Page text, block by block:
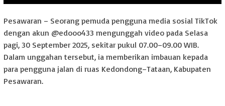
Pesawaran – Seorang pemuda pengguna media sosial TikTok
dengan akun @edooo433 mengunggah video pada Selasa
pagi, 30 September 2025, sekitar pukul 07.00–09.00 WIB.
Dalam unggahan tersebut, ia memberikan imbauan kepada
para pengguna jalan di ruas Kedondong–Tataan, Kabupaten
Pesawaran.